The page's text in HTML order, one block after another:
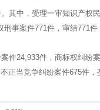
其中，受理一审知识产权
事案件771件，审结771
件24,933件，商标权纠纷
正当竞争纠纷案件675件